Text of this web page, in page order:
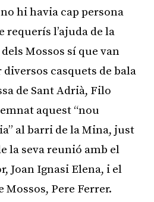
hi havia cap persona
l’ajuda de la
Mossos sí que van
casquets de bala
de Sant Adrià, Filo
aquest “nou
al barri de la Mina, just
la seva reunió amb el
Joan Ignasi Elena, i el
Pere Ferrer.